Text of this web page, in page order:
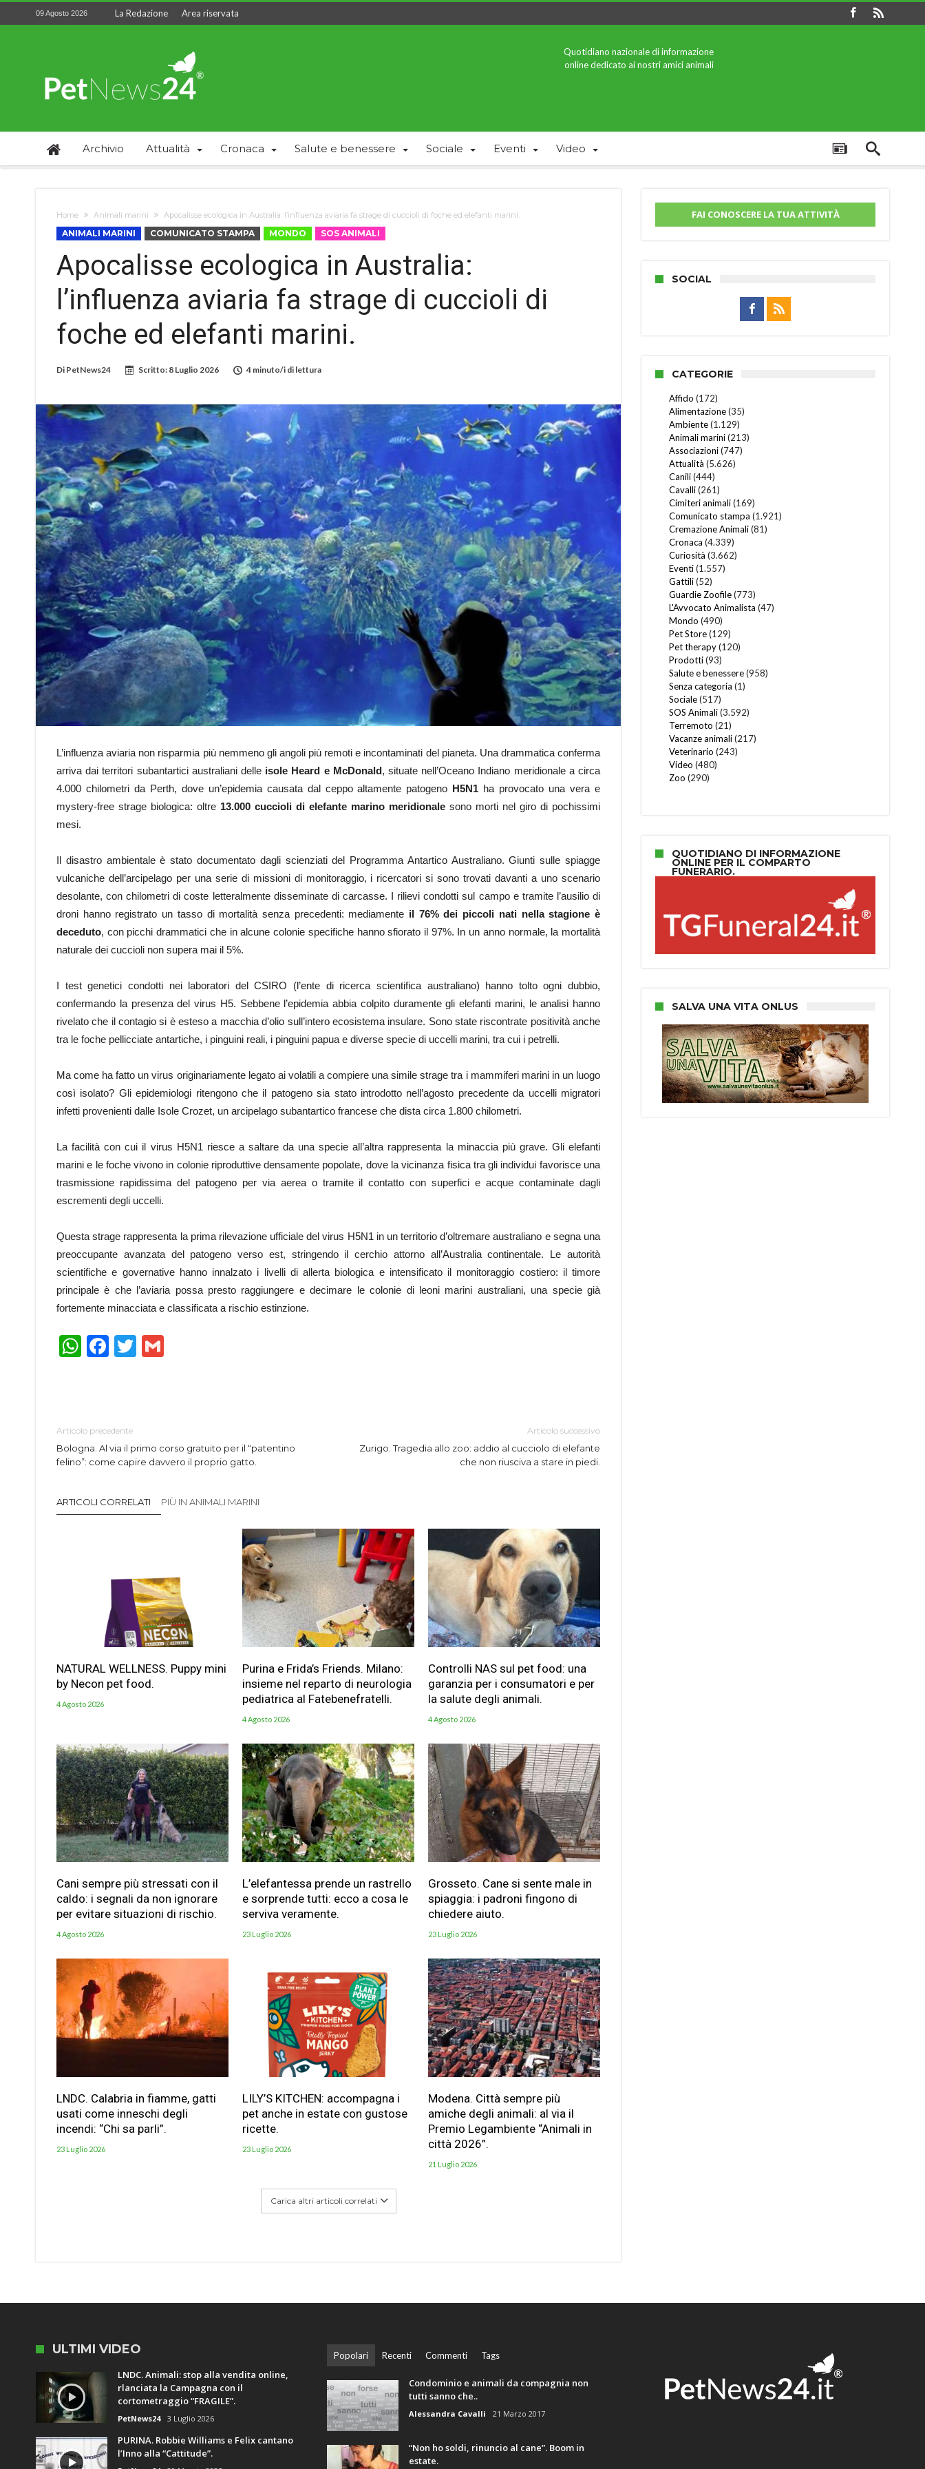
09 Agosto 2026 La Redazione Area riservata
Quotidiano nazionale di informazione
online dedicato ai nostri amici animali
Archivio Attualità Cronaca Salute e benessere Sociale Eventi Video
Home Animali marini Apocalisse ecologica in Australia: l’influenza aviaria fa strage di cuccioli di foche ed elefanti marini.
ANIMALI MARINI COMUNICATO STAMPA MONDO SOS ANIMALI
Apocalisse ecologica in Australia:
l’influenza aviaria fa strage di cuccioli di
foche ed elefanti marini.
Di PetNews24 Scritto: 8 Luglio 2026 4 minuto/i di lettura
L’influenza aviaria non risparmia più nemmeno gli angoli più remoti e incontaminati del pianeta. Una drammatica conferma
arriva dai territori subantartici australiani delle isole Heard e McDonald, situate nell’Oceano Indiano meridionale a circa
4.000 chilometri da Perth, dove un’epidemia causata dal ceppo altamente patogeno H5N1 ha provocato una vera e
mystery-free strage biologica: oltre 13.000 cuccioli di elefante marino meridionale sono morti nel giro di pochissimi
mesi.
Il disastro ambientale è stato documentato dagli scienziati del Programma Antartico Australiano. Giunti sulle spiagge
vulcaniche dell’arcipelago per una serie di missioni di monitoraggio, i ricercatori si sono trovati davanti a uno scenario
desolante, con chilometri di coste letteralmente disseminate di carcasse. I rilievi condotti sul campo e tramite l’ausilio di
droni hanno registrato un tasso di mortalità senza precedenti: mediamente il 76% dei piccoli nati nella stagione è
deceduto, con picchi drammatici che in alcune colonie specifiche hanno sfiorato il 97%. In un anno normale, la mortalità
naturale dei cuccioli non supera mai il 5%.
I test genetici condotti nei laboratori del CSIRO (l’ente di ricerca scientifica australiano) hanno tolto ogni dubbio,
confermando la presenza del virus H5. Sebbene l’epidemia abbia colpito duramente gli elefanti marini, le analisi hanno
rivelato che il contagio si è esteso a macchia d’olio sull’intero ecosistema insulare. Sono state riscontrate positività anche
tra le foche pellicciate antartiche, i pinguini reali, i pinguini papua e diverse specie di uccelli marini, tra cui i petrelli.
Ma come ha fatto un virus originariamente legato ai volatili a compiere una simile strage tra i mammiferi marini in un luogo
così isolato? Gli epidemiologi ritengono che il patogeno sia stato introdotto nell’agosto precedente da uccelli migratori
infetti provenienti dalle Isole Crozet, un arcipelago subantartico francese che dista circa 1.800 chilometri.
La facilità con cui il virus H5N1 riesce a saltare da una specie all’altra rappresenta la minaccia più grave. Gli elefanti
marini e le foche vivono in colonie riproduttive densamente popolate, dove la vicinanza fisica tra gli individui favorisce una
trasmissione rapidissima del patogeno per via aerea o tramite il contatto con superfici e acque contaminate dagli
escrementi degli uccelli.
Questa strage rappresenta la prima rilevazione ufficiale del virus H5N1 in un territorio d’oltremare australiano e segna una
preoccupante avanzata del patogeno verso est, stringendo il cerchio attorno all’Australia continentale. Le autorità
scientifiche e governative hanno innalzato i livelli di allerta biologica e intensificato il monitoraggio costiero: il timore
principale è che l’aviaria possa presto raggiungere e decimare le colonie di leoni marini australiani, una specie già
fortemente minacciata e classificata a rischio estinzione.
WhatsApp
Facebook
Twitter
Articolo precedente
Bologna. Al via il primo corso gratuito per il “patentino
felino”: come capire davvero il proprio gatto.
Articolo successivo
Zurigo. Tragedia allo zoo: addio al cucciolo di elefante
che non riusciva a stare in piedi.
ARTICOLI CORRELATI PIÙ IN ANIMALI MARINI
NATURAL WELLNESS. Puppy mini
by Necon pet food.
4 Agosto 2026
Purina e Frida’s Friends. Milano:
insieme nel reparto di neurologia
pediatrica al Fatebenefratelli.
4 Agosto 2026
Controlli NAS sul pet food: una
garanzia per i consumatori e per
la salute degli animali.
4 Agosto 2026
Cani sempre più stressati con il
caldo: i segnali da non ignorare
per evitare situazioni di rischio.
4 Agosto 2026
L’elefantessa prende un rastrello
e sorprende tutti: ecco a cosa le
serviva veramente.
23 Luglio 2026
Grosseto. Cane si sente male in
spiaggia: i padroni fingono di
chiedere aiuto.
23 Luglio 2026
LNDC. Calabria in fiamme, gatti
usati come inneschi degli
incendi: “Chi sa parli”.
23 Luglio 2026
LILY’S KITCHEN: accompagna i
pet anche in estate con gustose
ricette.
23 Luglio 2026
Modena. Città sempre più
amiche degli animali: al via il
Premio Legambiente “Animali in
città 2026”.
21 Luglio 2026
Carica altri articoli correlati
FAI CONOSCERE LA TUA ATTIVITÀ
SOCIAL
CATEGORIE
Affido (172)
Alimentazione(35)
Ambiente(1.129)
Animali marini(213)
Associazioni(747)
Attualità (5.626)
Canili(444)
Cavalli(261)
Cimiteri animali(169)
Comunicato stampa (1.921)
Cremazione Animali(81)
Cronaca (4.339)
Curiosità (3.662)
Eventi(1.557)
Gattili(52)
Guardie Zoofile(773)
L'Avvocato Animalista (47)
Mondo (490)
Pet Store(129)
Pet therapy(120)
Prodotti(93)
Salute e benessere(958)
Senza categoria (1)
Sociale(517)
SOS Animali(3.592)
Terremoto (21)
Vacanze animali(217)
Veterinario (243)
Video (480)
Zoo (290)
QUOTIDIANO DI INFORMAZIONE
ONLINE PER IL COMPARTO
FUNERARIO.
SALVA UNA VITA ONLUS
ULTIMI VIDEO
LNDC. Animali: stop alla vendita online,
rlanciata la Campagna con il
cortometraggio “FRAGILE”.
PetNews24 3 Luglio 2026
PURINA. Robbie Williams e Felix cantano
l’Inno alla “Cattitude”.
Popolari Recenti Commenti Tags
Condominio e animali da compagnia non
tutti sanno che..
Alessandra Cavalli 21 Marzo 2017
“Non ho soldi, rinuncio al cane”. Boom in
estate.